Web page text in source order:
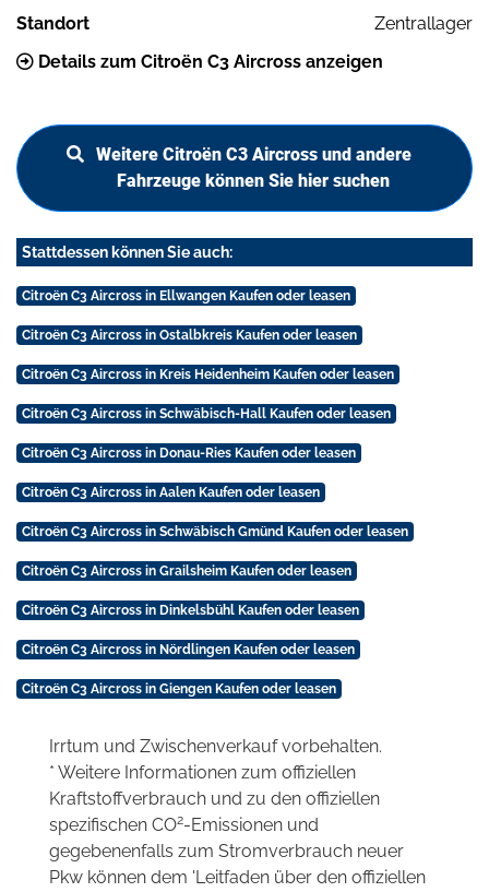
Standort
Zentrallager
Details zum Citroën C3 Aircross anzeigen
Weitere Citroën C3 Aircross und andere
Fahrzeuge können Sie hier suchen
Stattdessen können Sie auch:
Citroën C3 Aircross in Ellwangen Kaufen oder leasen
Citroën C3 Aircross in Ostalbkreis Kaufen oder leasen
Citroën C3 Aircross in Kreis Heidenheim Kaufen oder leasen
Citroën C3 Aircross in Schwäbisch-Hall Kaufen oder leasen
Citroën C3 Aircross in Donau-Ries Kaufen oder leasen
Citroën C3 Aircross in Aalen Kaufen oder leasen
Citroën C3 Aircross in Schwäbisch Gmünd Kaufen oder leasen
Citroën C3 Aircross in Grailsheim Kaufen oder leasen
Citroën C3 Aircross in Dinkelsbühl Kaufen oder leasen
Citroën C3 Aircross in Nördlingen Kaufen oder leasen
Citroën C3 Aircross in Giengen Kaufen oder leasen
Irrtum und Zwischenverkauf vorbehalten.
* Weitere Informationen zum offiziellen
Kraftstoffverbrauch und zu den offiziellen
spezifischen CO2-Emissionen und
gegebenenfalls zum Stromverbrauch neuer
Pkw können dem 'Leitfaden über den offiziellen